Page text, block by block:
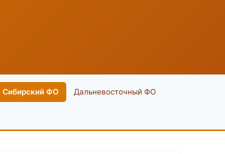
Сибирский ФО Дальневосточный ФО